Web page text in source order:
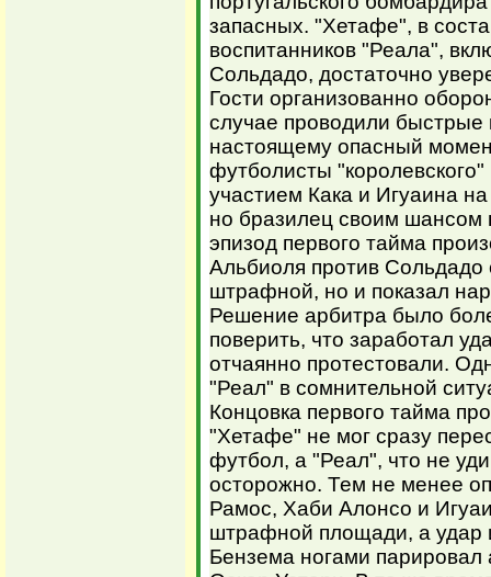
запасных. "Хетафе", в
воспитанников "Реала",
Сольдадо, достаточно
Гости организованно
случае проводили быстрые
настоящему опасный
футболисты
участием Кака и Игуаина
но бразилец своим шансом
эпизод первого тайма
Альбиоля против Сольдадо
штрафной, но и показал
Решение арбитра было
поверить, что заработал
отчаянно протестовали.
"Реал" в сомнительной
Концовка первого тайма
"Хетафе" не мог сразу
футбол, а "Реал", что не
осторожно. Тем не менее
Рамос, Хаби Алонсо и
штрафной площади, а удар
Бензема ногами парировал